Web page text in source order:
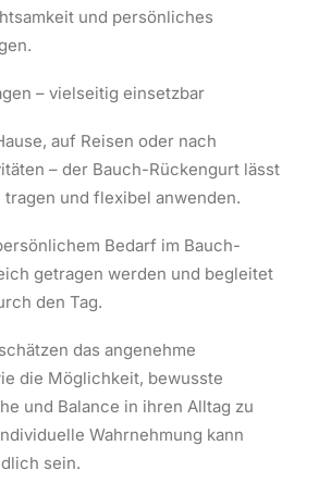
und persönliches
– vielseitig einsetzbar
auf Reisen oder nach
– der Bauch-Rückengurt lässt
und flexibel anwenden.
Bedarf im Bauch-
getragen werden und begleitet
den Tag.
das angenehme
die Möglichkeit, bewusste
und Balance in ihren Alltag zu
Wahrnehmung kann
sein.